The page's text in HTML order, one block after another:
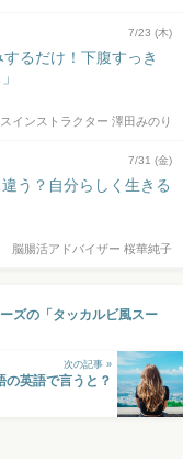
7/23 (木)
するだけ！下腹すっき
インストラクター 澤田みのり
7/31 (金)
う？自分らしく生きる
脳腸活アドバイザー 桜華純子
ズの「タッカルビ風スー
次の記事 »
の英語で言うと？